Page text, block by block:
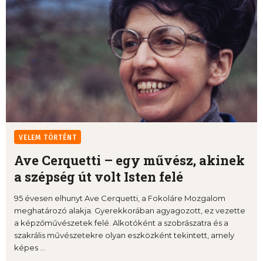
VELEM TÖRTÉNT
Ave Cerquetti – egy művész, akinek
a szépség út volt Isten felé
95 évesen elhunyt Ave Cerquetti, a Fokoláre Mozgalom
meghatározó alakja. Gyerekkorában agyagozott, ez vezette
a képzőművészetek felé. Alkotóként a szobrászatra és a
szakrális művészetekre olyan eszközként tekintett, amely
képes ...